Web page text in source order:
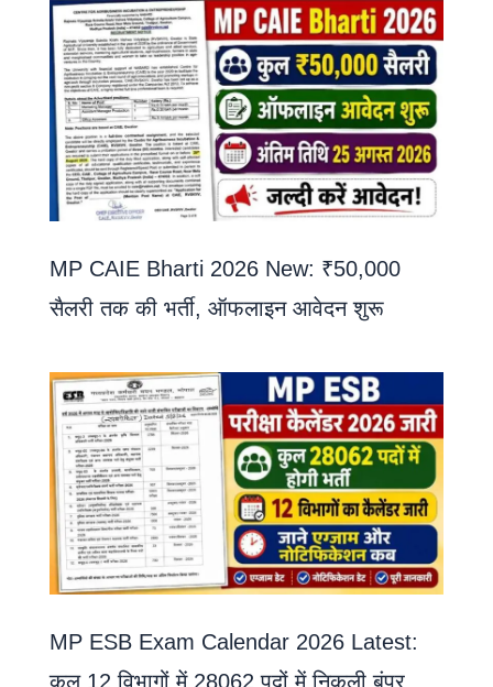
MP CAIE Bharti 2026 New: ₹50,000
सैलरी तक की भर्ती, ऑफलाइन आवेदन शुरू
MP ESB Exam Calendar 2026 Latest:
कुल 12 विभागों में 28062 पदों में निकली बंपर